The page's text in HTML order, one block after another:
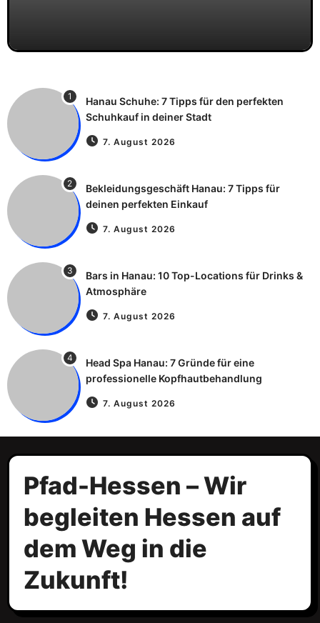
1
Hanau Schuhe: 7 Tipps für den perfekten
Schuhkauf in deiner Stadt
7. August 2026
2
Bekleidungsgeschäft Hanau: 7 Tipps für
deinen perfekten Einkauf
7. August 2026
3
Bars in Hanau: 10 Top-Locations für Drinks &
Atmosphäre
7. August 2026
4
Head Spa Hanau: 7 Gründe für eine
professionelle Kopfhautbehandlung
7. August 2026
Pfad-Hessen – Wir
begleiten Hessen auf
dem Weg in die
Zukunft!